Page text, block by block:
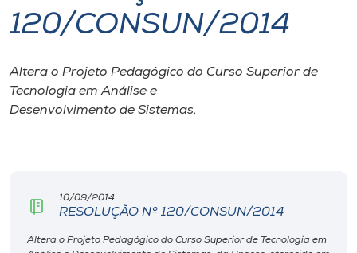
I.nova
Diplomados
120/CONSUN/2014
Altera o Projeto Pedagógico do Curso Superior de
Tecnologia em Análise e
Desenvolvimento de Sistemas.
10/09/2014
RESOLUÇÃO Nº 120/CONSUN/2014
Altera o Projeto Pedagógico do Curso Superior de Tecnologia em